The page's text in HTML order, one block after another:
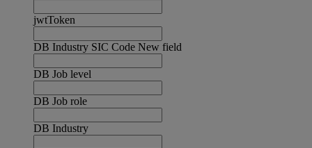
jwtToken
DB Industry SIC Code New field
DB Job level
DB Job role
DB Industry